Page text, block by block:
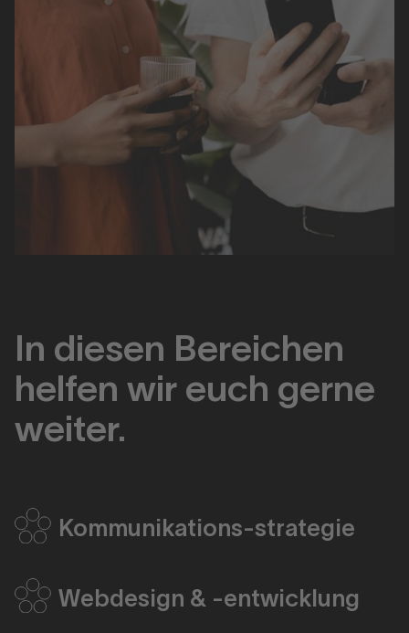
In diesen Bereichen
helfen wir euch gerne
weiter.
Kommunikations-strategie
Webdesign & -entwicklung